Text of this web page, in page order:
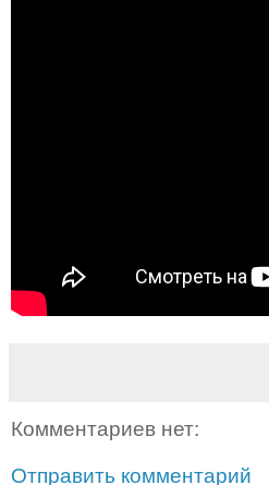
Комментариев нет:
Отправить комментарий